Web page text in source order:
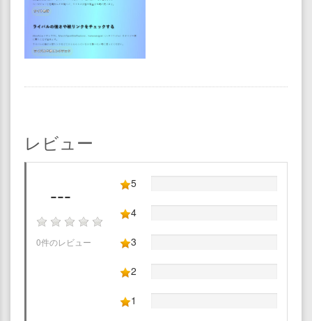
レビュー
---
0件のレビュー
5
4
3
2
1